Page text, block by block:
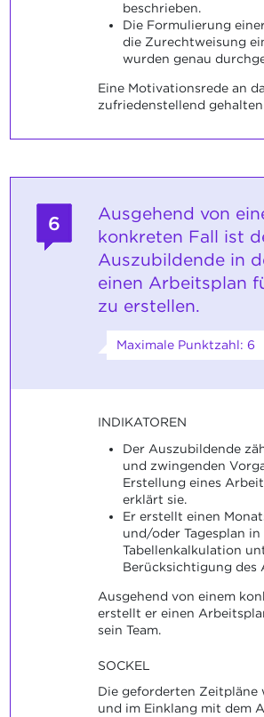
beschrieben.
Die Formulierung
die Zurechtweisung
wurden genau
Eine Motivationsrede an
zufriedenstellend
6
Ausgehend von
konkreten Fall ist
Auszubildende in
einen Arbeitsplan
zu erstellen.
Maximale Punktzahl: 6
INDIKATOREN
Der Auszubildende
und zwingenden
Erstellung eines
erklärt sie.
Er erstellt einen
und/oder Tagesplan in
Tabellenkalkulation
Berücksichtigung des
Ausgehend von einem
erstellt er einen
sein Team.
SOCKEL
Die geforderten Zeitpläne
und im Einklang mit dem